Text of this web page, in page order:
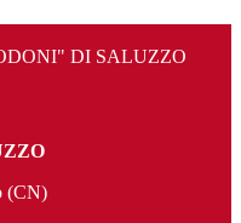
DI SALUZZO
(CN)